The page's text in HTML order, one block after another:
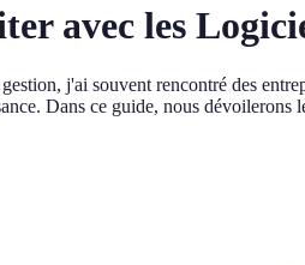
avec les
j'ai souvent rencontré des
Dans ce guide, nous